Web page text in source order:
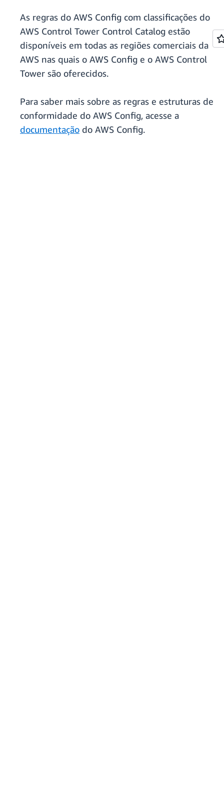
As regras do AWS Config com classificações do
AWS Control Tower Control Catalog estão
disponíveis em todas as regiões comerciais da
AWS nas quais o AWS Config e o AWS Control
Tower são oferecidos.
Para saber mais sobre as regras e estruturas de
conformidade do AWS Config, acesse a
documentação do AWS Config.